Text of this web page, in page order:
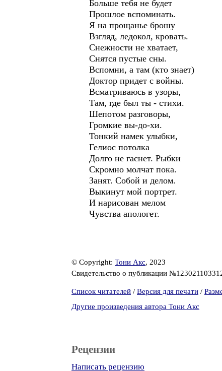
Больше тебя не будет
Прошлое вспоминать.
Я на прощанье брошу
Взгляд, ледокол, кровать.
Снежности не хватает,
Снятся пустые сны.
Вспомни, а там (кто знает)
Доктор придет с войны.
Всматриваюсь в узоры,
Там, где был ты - стихи.
Шепотом разговоры,
Громкие вы-до-хи.
Тонкий намек улыбки,
Гелиос потолка
Долго не гаснет. Рыбки
Скромно молчат пока.
Занят. Собой и делом.
Выкинут мой портрет.
И нарисован мелом
Чувства апологет.
© Copyright: Тони Акс, 2023
Свидетельство о публикации
Список читателей / Версия для печати /
Другие произведения автора Тони Акс
Рецензии
Написать рецензию